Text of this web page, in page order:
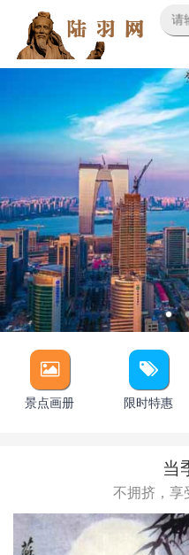
景点画册 限时特惠
当
不拥挤，享